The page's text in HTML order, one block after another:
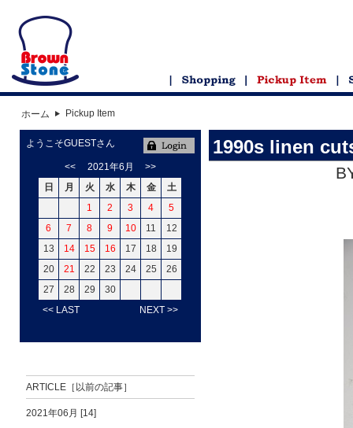
ホーム Pickup Item
1990s linen
ようこそGUESTさん
<< 2021年6月
>>
日
月 火 水 木 金
土
1
2 3 4
5
6
7 8 9 10 11
12
13
14 15 16 17 18
19
20
21 22 23 24 25
26
27
28 29
30
<< LAST
NEXT >>
ARTICLE［以前の記事］
2021年06月 [14]